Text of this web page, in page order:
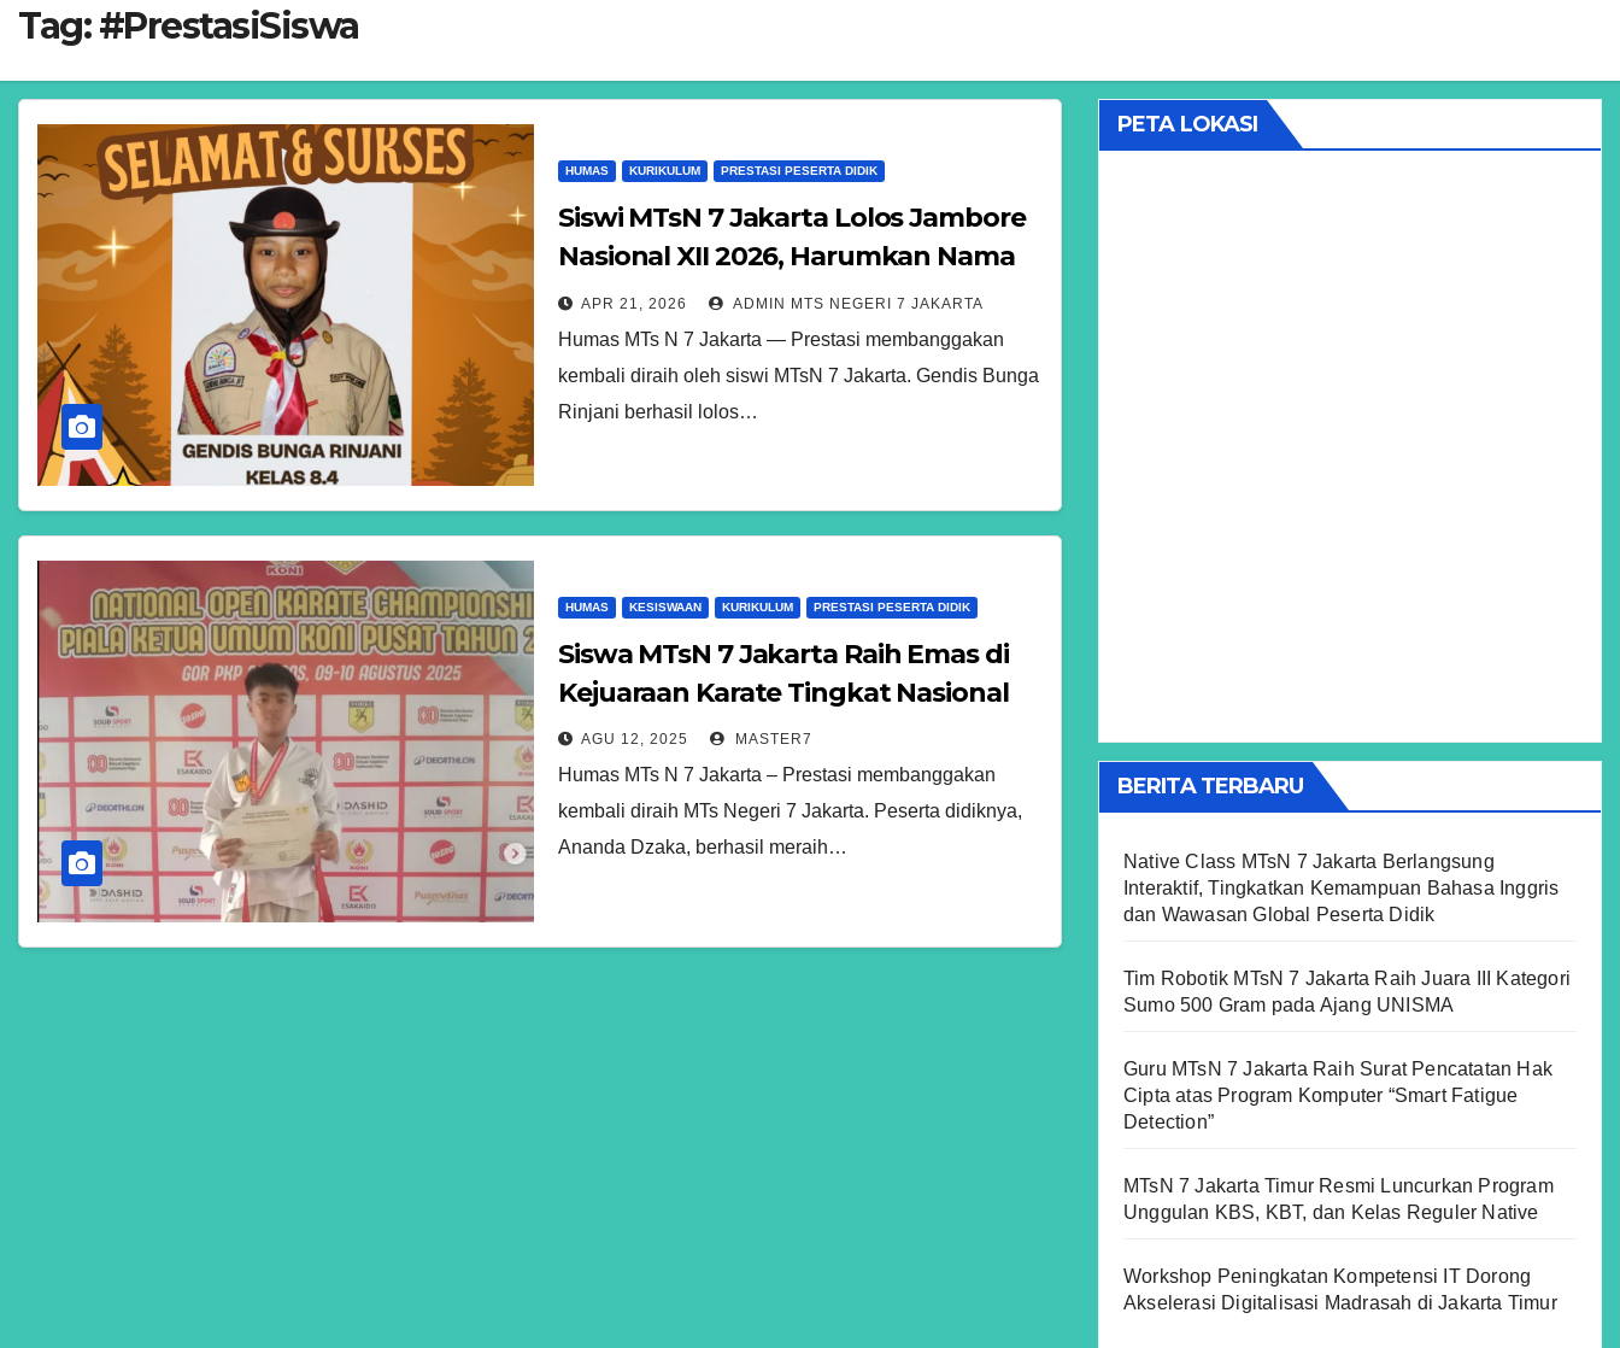
Tag:#PrestasiSiswa
HUMAS KURIKULUM PRESTASI PESERTA DIDIK
Siswi MTsN 7 Jakarta Lolos Jambore
Nasional XII 2026, Harumkan Nama
Jakarta Timur
APR 21, 2026 ADMIN MTS NEGERI 7 JAKARTA
Humas MTs N 7 Jakarta — Prestasi membanggakan
kembali diraih oleh siswi MTsN 7 Jakarta. Gendis Bunga
Rinjani berhasil lolos…
HUMAS KESISWAAN KURIKULUM PRESTASI PESERTA DIDIK
Siswa MTsN 7 Jakarta Raih Emas di
Kejuaraan Karate Tingkat Nasional
AGU 12, 2025 MASTER7
Humas MTs N 7 Jakarta – Prestasi membanggakan
kembali diraih MTs Negeri 7 Jakarta. Peserta didiknya,
Ananda Dzaka, berhasil meraih…
PETA LOKASI
BERITA TERBARU
Native Class MTsN 7 Jakarta Berlangsung
Interaktif, Tingkatkan Kemampuan Bahasa Inggris
dan Wawasan Global Peserta Didik
Tim Robotik MTsN 7 Jakarta Raih Juara III Kategori
Sumo 500 Gram pada Ajang UNISMA
Guru MTsN 7 Jakarta Raih Surat Pencatatan Hak
Cipta atas Program Komputer “Smart Fatigue
Detection”
MTsN 7 Jakarta Timur Resmi Luncurkan Program
Unggulan KBS, KBT, dan Kelas Reguler Native
Workshop Peningkatan Kompetensi IT Dorong
Akselerasi Digitalisasi Madrasah di Jakarta Timur